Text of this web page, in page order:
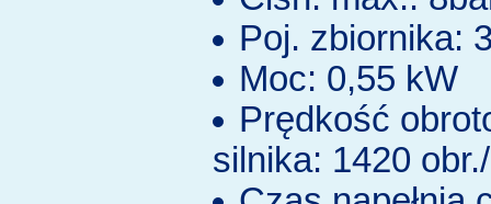
Poj. zbiornika:
Moc: 0,55 kW
Prędkość
silnika: 1420